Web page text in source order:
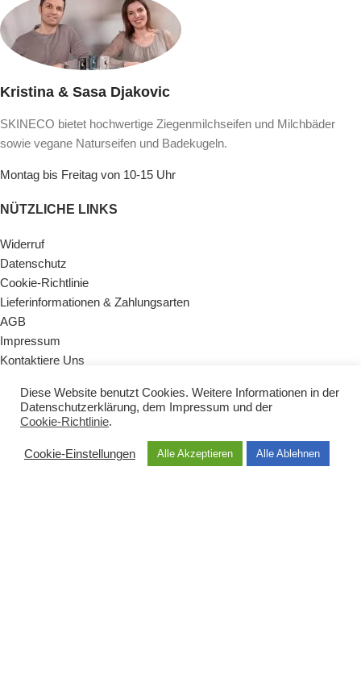
Kristina & Sasa Djakovic
SKINECO bietet hochwertige Ziegenmilchseifen und Milchbäder
sowie vegane Naturseifen und Badekugeln.
Montag bis Freitag von 10-15 Uhr
NÜTZLICHE LINKS
Widerruf
Datenschutz
Cookie-Richtlinie
Lieferinformationen & Zahlungsarten
AGB
Impressum
Kontaktiere Uns
KATEGORIEN
Naturseifen
Badezusätze
Diese Website benutzt Cookies. Weitere Informationen in der
Datenschutzerklärung, dem Impressum und der
Cookie-Richtlinie.
Cookie-Einstellungen Alle Akzeptieren Alle Ablehnen